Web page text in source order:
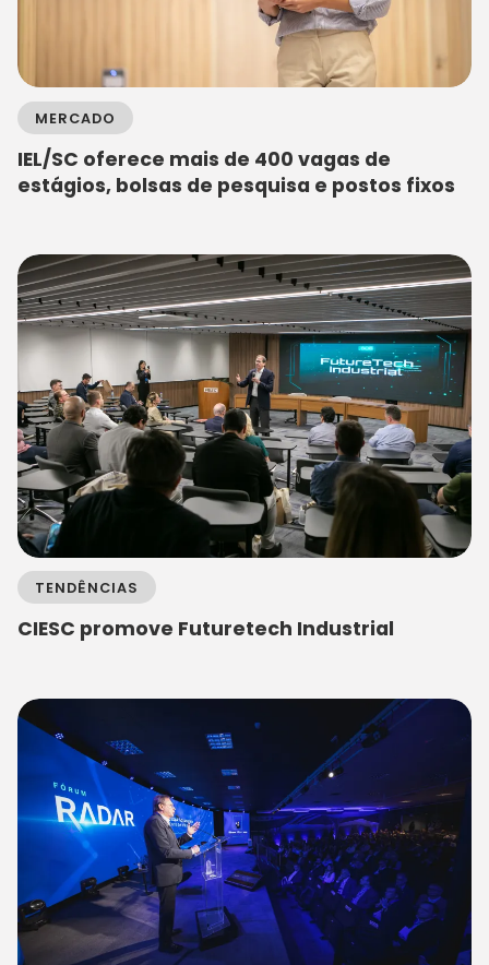
MERCADO
IEL/SC oferece mais de 400 vagas de
estágios, bolsas de pesquisa e postos fixos
TENDÊNCIAS
CIESC promove Futuretech Industrial